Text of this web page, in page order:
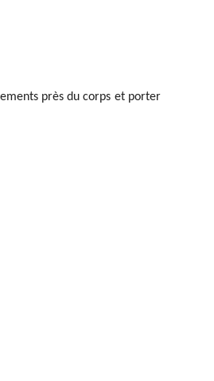
près du corps et porter